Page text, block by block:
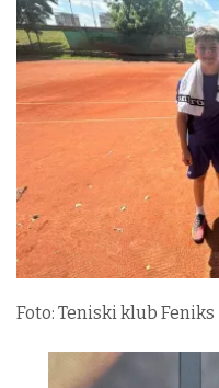
Foto: Teniski klub Feniks